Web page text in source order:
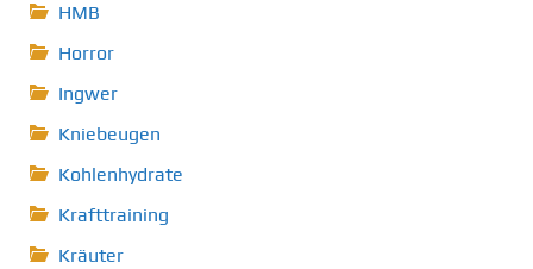
HMB
Horror
Ingwer
Kniebeugen
Kohlenhydrate
Krafttraining
Kräuter